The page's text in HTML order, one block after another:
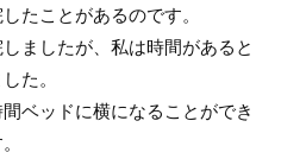
たことがあるのです。
ましたが、私は時間があると
た。
ベッドに横になることができ